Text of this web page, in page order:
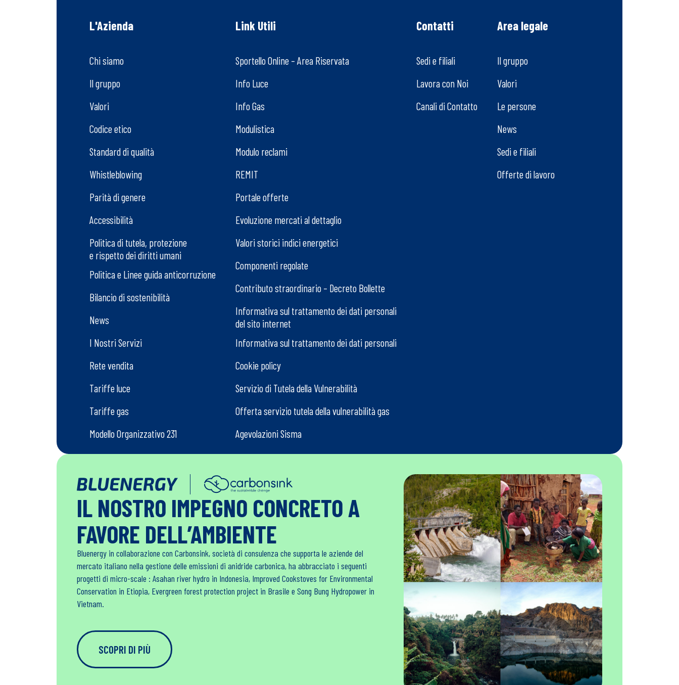
L'Azienda
Chi siamo
Il gruppo
Valori
Codice etico
Standard di qualità
Whistleblowing
Parità di genere
Accessibilità
Politica di tutela, protezione
e rispetto dei diritti umani
Politica e Linee guida anticorruzione
Bilancio di sostenibilità
News
I Nostri Servizi
Rete vendita
Tariffe luce
Tariffe gas
Modello Organizzativo 231
Link Utili
Sportello Online – Area Riservata
Info Luce
Info Gas
Modulistica
Modulo reclami
REMIT
Portale offerte
Evoluzione mercati al dettaglio
Valori storici indici energetici
Componenti regolate
Contributo straordinario – Decreto Bollette
Informativa sul trattamento dei dati personali
del sito internet
Informativa sul trattamento dei dati personali
Cookie policy
Servizio di Tutela della Vulnerabilità
Offerta servizio tutela della vulnerabilità gas
Agevolazioni Sisma
Contatti
Sedi e filiali
Lavora con Noi
Canali di Contatto
Area legale
Il gruppo
Valori
Le persone
News
Sedi e filiali
Offerte di lavoro
IL NOSTRO IMPEGNO CONCRETO A
FAVORE DELL’AMBIENTE
Bluenergy in collaborazione con Carbonsink, società di consulenza che supporta le aziende del
mercato italiano nella gestione delle emissioni di anidride carbonica, ha abbracciato i seguenti
progetti di micro-scale : Asahan river hydro in Indonesia, Improved Cookstoves for Environmental
Conservation in Etiopia, Evergreen forest protection project in Brasile e Song Bung Hydropower in
Vietnam.
SCOPRI DI PIÙ